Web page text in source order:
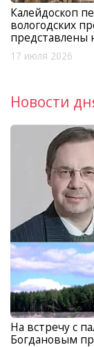
Калейдоскоп
вологодских
представлены
17 июля 2026
Новости
На встречу с
Богдановым